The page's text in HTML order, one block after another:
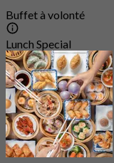
Buffet à volonté
Lunch Special